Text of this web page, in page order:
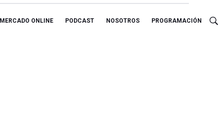
MERCADO ONLINE PODCAST NOSOTROS PROGRAMACIÓN